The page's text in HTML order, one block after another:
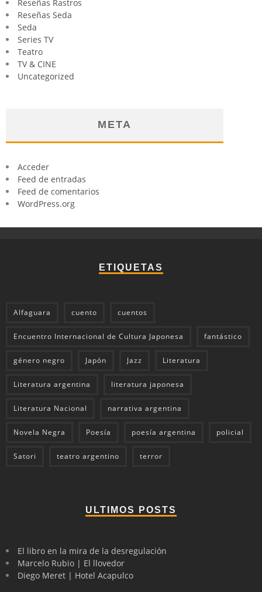
Reseñas Rastros
Reseñas Seda
Seda
Series TV
Teatro
TV & CINE
Uncategorized
META
Acceder
Feed de entradas
Feed de comentarios
WordPress.org
ETIQUETAS
Alfaguara cuento cuentos
Encuentro Internacional de Cultura Japonesa fantástico
género negro Japón Jazz Literatura
Literatura argentina literatura japonesa
Literatura Nacional narrativa argentina
Novela Negra Poesía poesía argentina policial
Satori teatro argentino terror
ULTIMOS POSTS
El libro en la mira de la desregulación
Marcelo Rubio | El llovedor
Diego Meret | Hotel Acapulco